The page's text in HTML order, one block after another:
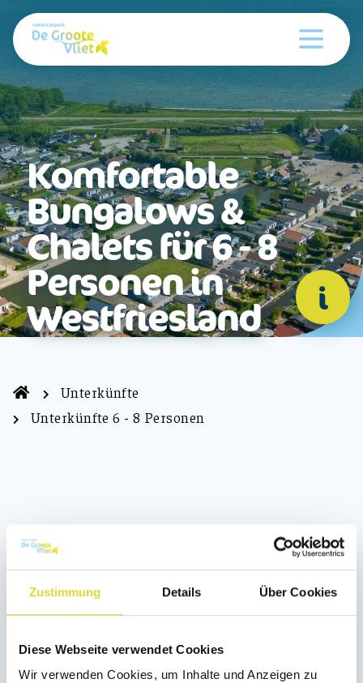
Zustimmung Details Über Cookies
Diese Webseite verwendet Cookies
Wir verwenden Cookies, um Inhalte und Anzeigen zu
Komfortable
Bungalows &
Chalets für 6 - 8
Personen in
Westfriesland i
Unterkünfte
Unterkünfte 6 - 8 Personen
Leider haben wir keine Ergebnisse gefunden.
Entfernen Sie einen oder mehrere Filter, um ein
Ergebnis zu erzielen, oder starten Sie eine neue
Suche:
Neue Suche